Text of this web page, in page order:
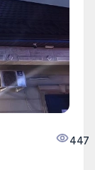
447